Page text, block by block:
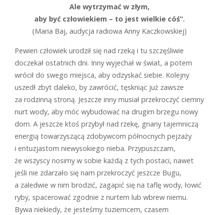
Ale wytrzymać w złym,
aby być człowiekiem – to jest wielkie cóś”.
(Maria Baj, audycja radiowa Anny Kaczkowskiej)
Pewien człowiek urodził się nad rzeką i tu szczęśliwie
doczekał ostatnich dni. Inny wyjechał w świat, a potem
wrócił do swego miejsca, aby odzyskać siebie. Kolejny
uszedł zbyt daleko, by zawrócić, tęskniąc już zawsze
za rodzinną stroną. Jeszcze inny musiał przekroczyć ciemny
nurt wody, aby móc wybudować na drugim brzegu nowy
dom. A jeszcze ktoś przybył nad rzekę, gnany tajemniczą
energią towarzyszącą zdobywcom północnych pejzaży
i entuzjastom niewysokiego nieba. Przypuszczam,
że wszyscy nosimy w sobie każdą z tych postaci, nawet
jeśli nie zdarzało się nam przekroczyć jeszcze Bugu,
a zaledwie w nim brodzić, zagapić się na taflę wody, łowić
ryby, spacerować zgodnie z nurtem lub wbrew niemu.
Bywa niekiedy, że jesteśmy tuziemcem, czasem